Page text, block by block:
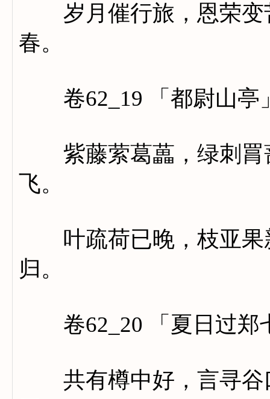
岁月催行旅，恩荣变
春。
卷62_19 「都尉山亭
紫藤萦葛藟，绿刺罥
飞。
叶疏荷已晚，枝亚果
归。
卷62_20 「夏日过郑
共有樽中好，言寻谷